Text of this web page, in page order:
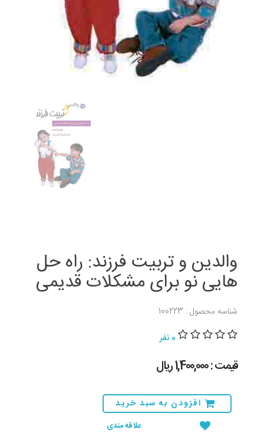
والدین و تربیت فرزند: راه حل
هایی نو برای مشکلات قدیمی
شناسه محصول : 100223
0 نفر
قیمت : 1,400,000 ريال
افزودن به سبد خرید
علاقه مندی